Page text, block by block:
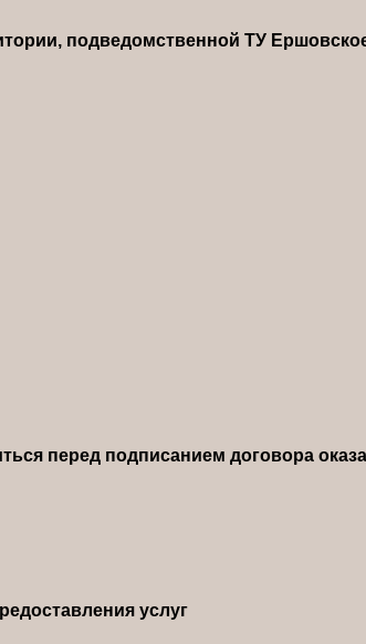
подведомственной ТУ
перед подписанием договора
услуг